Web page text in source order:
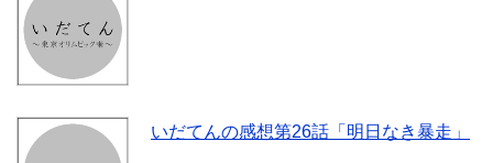
いだてんの感想第26話「明日なき暴走」